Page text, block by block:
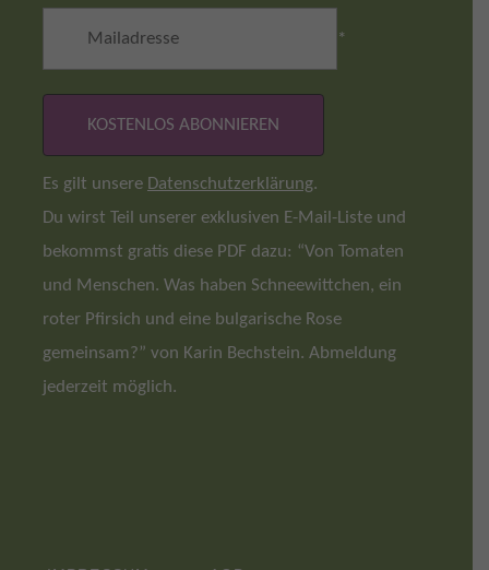
*
Es gilt unsere Datenschutzerklärung.
Du wirst Teil unserer exklusiven E-Mail-Liste und
bekommst gratis diese PDF dazu: “Von Tomaten
und Menschen. Was haben Schneewittchen, ein
roter Pfirsich und eine bulgarische Rose
gemeinsam?” von Karin Bechstein. Abmeldung
jederzeit möglich.